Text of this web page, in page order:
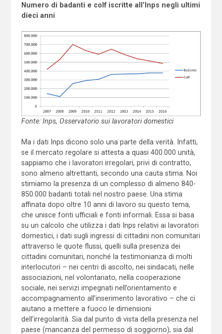
Numero di badanti e colf iscritte all’Inps negli ultimi
dieci anni
Fonte: Inps, Osservatorio sui lavoratori domestici
Ma i dati Inps dicono solo una parte della verità. Infatti,
se il mercato regolare si attesta a quasi 400.000 unità,
sappiamo che i lavoratori irregolari, privi di contratto,
sono almeno altrettanti, secondo una cauta stima. Noi
stimiamo la presenza di un complesso di almeno 840-
850.000 badanti totali nel nostro paese. Una stima
affinata dopo oltre 10 anni di lavoro su questo tema,
che unisce fonti ufficiali e fonti informali. Essa si basa
su un calcolo che utilizza i dati Inps relativi ai lavoratori
domestici, i dati sugli ingressi di cittadini non comunitari
attraverso le quote flussi, quelli sulla presenza dei
cittadini comunitari, nonché la testimonianza di molti
interlocutori – nei centri di ascolto, nei sindacati, nelle
associazioni, nel volontariato, nella cooperazione
sociale, nei servizi impegnati nell’orientamento e
accompagnamento all’inserimento lavorativo – che ci
aiutano a mettere a fuoco le dimensioni
dell’irregolarità. Sia dal punto di vista della presenza nel
paese (mancanza del permesso di soggiorno), sia dal